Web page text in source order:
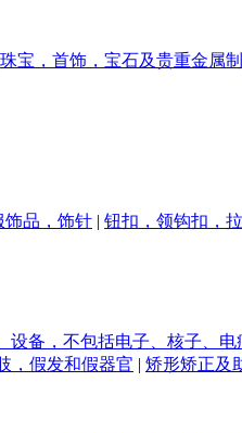
珠宝，首饰，宝石及贵重金属
饰品，饰针 | 钮扣，领钩扣，
设备，不包括电子、核子、
，假发和假器官 | 矫形矫正及